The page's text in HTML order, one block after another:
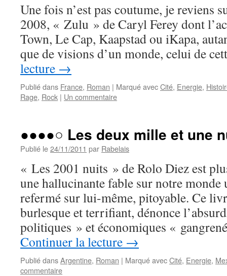
Une fois n’est pas coutume, je reviens
2008, « Zulu » de Caryl Ferey dont
Town, Le Cap, Kaapstad ou iKapa,
que de visions d’un monde, celui de
lecture →
Publié dans France, Roman | Marqué avecCité, Energie,
Rage, Rock | Un commentaire
●●●●○ Les deux mille et une
Publié le24/11/2011 par Rabelais
« Les 2001 nuits » de Rolo Diez est
une hallucinante fable sur notre
refermé sur lui-même, pitoyable. Ce
burlesque et terrifiant, dénonce
politiques » et économiques «
Continuer la lecture →
Publié dansArgentine, Roman | Marqué avecCité, Energie,
commentaire